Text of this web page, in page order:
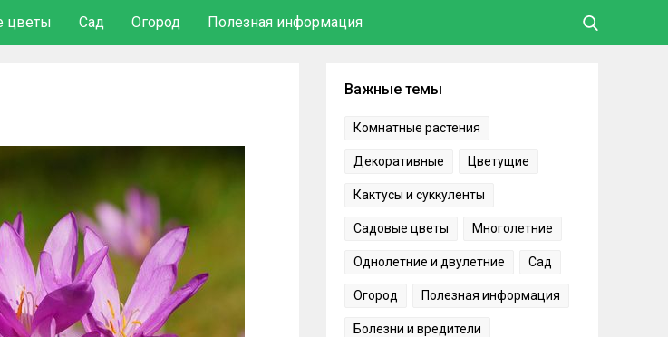
цветы Сад Огород Полезная информация
Важные темы
Комнатные растения
Декоративные Цветущие
Кактусы и суккуленты
Садовые цветы Многолетние
Однолетние и двулетние Сад
Огород Полезная информация
Болезни и вредители